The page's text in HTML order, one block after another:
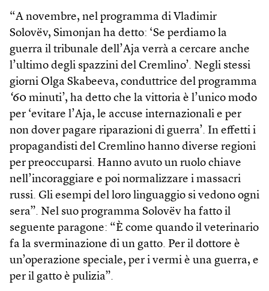
“A novembre, nel programma di Vladimir
Solovëv, Simonjan ha detto: ‘Se perdiamo la
guerra il tribunale dell’Aja verrà a cercare anche
l’ultimo degli spazzini del Cremlino’. Negli stessi
giorni Olga Skabeeva, conduttrice del programma
‘60 minuti’, ha detto che la vittoria è l’unico modo
per ‘evitare l’Aja, le accuse internazionali e per
non dover pagare riparazioni di guerra’. In effetti i
propagandisti del Cremlino hanno diverse regioni
per preoccuparsi. Hanno avuto un ruolo chiave
nell’incoraggiare e poi normalizzare i massacri
russi. Gli esempi del loro linguaggio si vedono ogni
sera”. Nel suo programma Solovëv ha fatto il
seguente paragone: “È come quando il veterinario
fa la sverminazione di un gatto. Per il dottore è
un’operazione speciale, per i vermi è una guerra, e
per il gatto è pulizia”.